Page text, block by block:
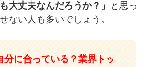
大丈夫なんだろうか？」
と思っ
ない人も多いでしょう。
分に合っている？業界トッ